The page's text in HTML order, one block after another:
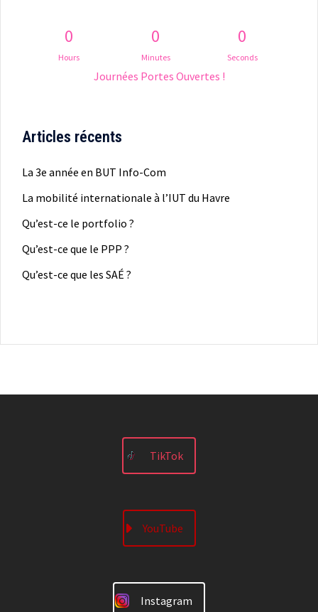
0
Hours
0
Minutes
0
Seconds
Journées Portes Ouvertes !
Articles récents
La 3e année en BUT Info-Com
La mobilité internationale à l’IUT du Havre
Qu’est-ce le portfolio ?
Qu’est-ce que le PPP ?
Qu’est-ce que les SAÉ ?
TikTok
YouTube
Instagram